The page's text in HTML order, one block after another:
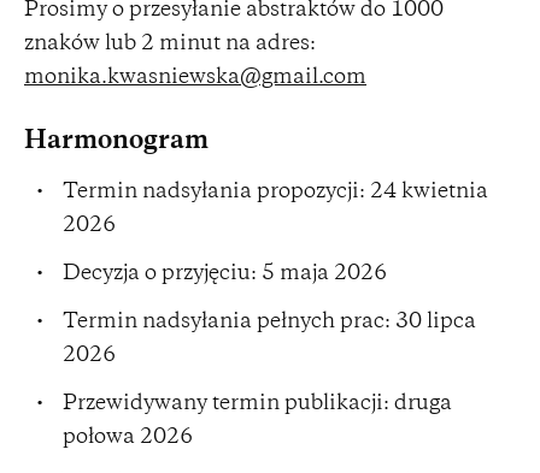
Prosimy o przesyłanie abstraktów do 1000
znaków lub 2 minut na adres:
monika.kwasniewska@gmail.com
Harmonogram
Termin nadsyłania propozycji: 24 kwietnia
2026
Decyzja o przyjęciu: 5 maja 2026
Termin nadsyłania pełnych prac: 30 lipca
2026
Przewidywany termin publikacji: druga
połowa 2026